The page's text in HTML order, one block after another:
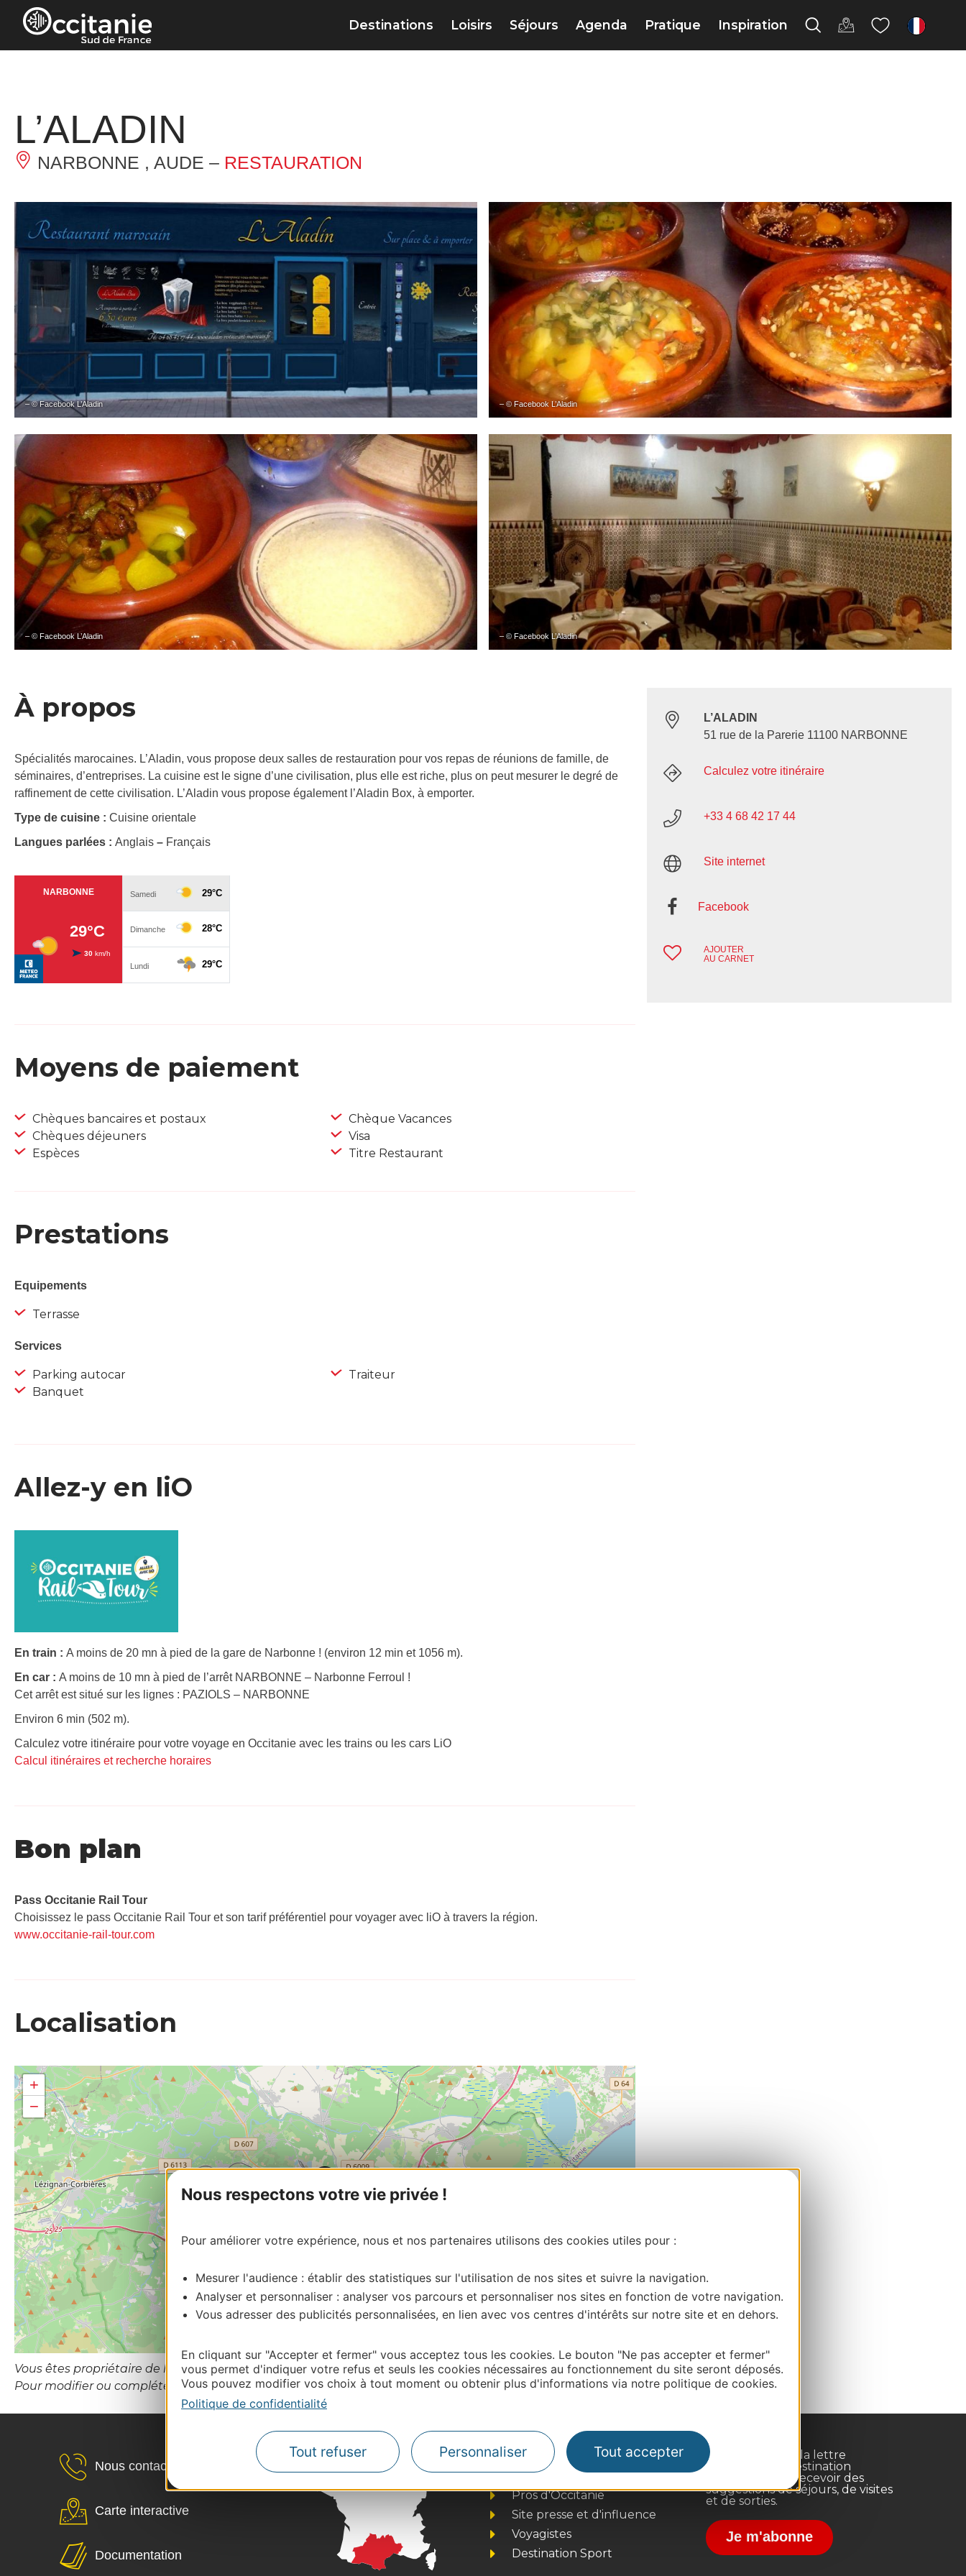
Panneau de gestion des cookies
Nous respectons votre vie privée !
Pour améliorer votre expérience, nous et nos partenaires utilisons des cookies utiles pour :
Mesurer l'audience : établir des statistiques sur l'utilisation de nos sites et suivre la navigation.
Analyser et personnaliser : analyser vos parcours et personnaliser nos sites en fonction de votre navigation.
Vous adresser des publicités personnalisées, en lien avec vos centres d'intérêts sur notre site et en dehors.
En cliquant sur "Accepter et fermer" vous acceptez tous les cookies. Le bouton "Ne pas accepter et fermer"
vous permet d'indiquer votre refus et seuls les cookies nécessaires au fonctionnement du site seront déposés.
Vous pouvez modifier vos choix à tout moment ou obtenir plus d'informations via notre politique de cookies.
Politique de confidentialité
Tout refuser Personnaliser Tout accepter
Destinations Loisirs Séjours Agenda Pratique Inspiration fr
L’ALADIN
NARBONNE , AUDE – RESTAURATION
– © Facebook L’Aladin – © Facebook L’Aladin
– © Facebook L’Aladin – © Facebook L’Aladin
À propos
Spécialités marocaines. L’Aladin, vous propose deux salles de restauration pour vos repas de réunions de famille, de
séminaires, d’entreprises. La cuisine est le signe d’une civilisation, plus elle est riche, plus on peut mesurer le degré de
raffinement de cette civilisation. L’Aladin vous propose également l’Aladin Box, à emporter.
Type de cuisine : Cuisine orientale
Langues parlées : Anglais – Français
Moyens de paiement
Chèques bancaires et postaux
Chèques déjeuners
Espèces
Chèque Vacances
Visa
Titre Restaurant
Prestations
Equipements
Terrasse
Services
Parking autocar
Banquet
Traiteur
Allez-y en liO
En train : A moins de 20 mn à pied de la gare de Narbonne ! (environ 12 min et 1056 m).
En car : A moins de 10 mn à pied de l’arrêt NARBONNE – Narbonne Ferroul !
Cet arrêt est situé sur les lignes : PAZIOLS – NARBONNE
Environ 6 min (502 m).
Calculez votre itinéraire pour votre voyage en Occitanie avec les trains ou les cars LiO
Calcul itinéraires et recherche horaires
Bon plan
Pass Occitanie Rail Tour​
Choisissez le pass Occitanie Rail Tour et son tarif préférentiel pour voyager avec liO à travers la région.
www.occitanie-rail-tour.com
Localisation
+
−
Vous êtes propriétaire de l’établissement ou le gestionnaire de cette activité?
Pour modifier ou compléter cette fiche, merci de contacter Aude Tourisme
L’ALADIN
51 rue de la Parerie 11100 NARBONNE
Calculez votre itinéraire
+33 4 68 42 17 44
Site internet
Facebook
AJOUTER
AU CARNET
Nous contacter
Carte interactive
Documentation
Thermalisme
Business/Mice
Pros d'Occitanie
Site presse et d'influence
Voyagistes
Destination Sport
Inscrivez-vous à la lettre
d'information Destination
Occitanie pour recevoir des
suggestions de séjours, de visites
et de sorties.
Je m'abonne